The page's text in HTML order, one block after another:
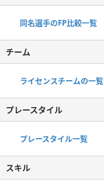
同名選手のFP比較一覧
チーム
ライセンスチームの一覧
プレースタイル
プレースタイル一覧
スキル